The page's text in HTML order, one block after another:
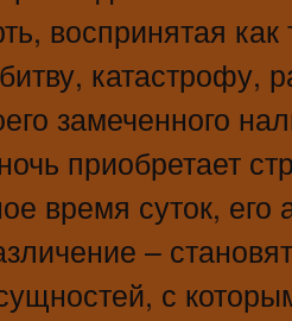
воспринятая как
катастрофу,
замеченного
приобретает
время суток, его
–
с